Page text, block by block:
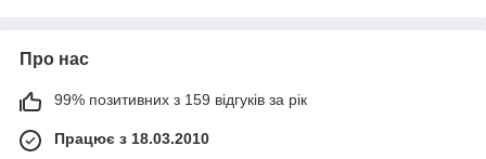
Про нас
99% позитивних з 159 відгуків за рік
Працює з 18.03.2010